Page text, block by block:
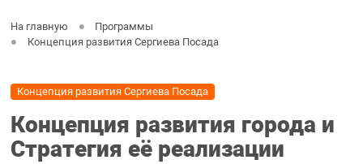
На главную
Программы
Концепция развития Сергиева Посада
Концепция развития Сергиева Посада
Концепция развития города и
Стратегия её реализации